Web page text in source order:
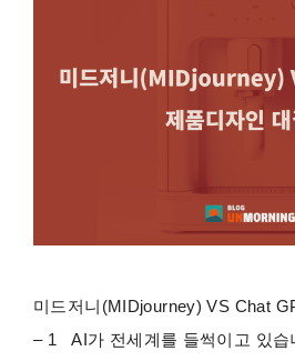
미드저니(MIDjourney) VS Chat
– 1 AI가 전세계를 들썩이고 있습